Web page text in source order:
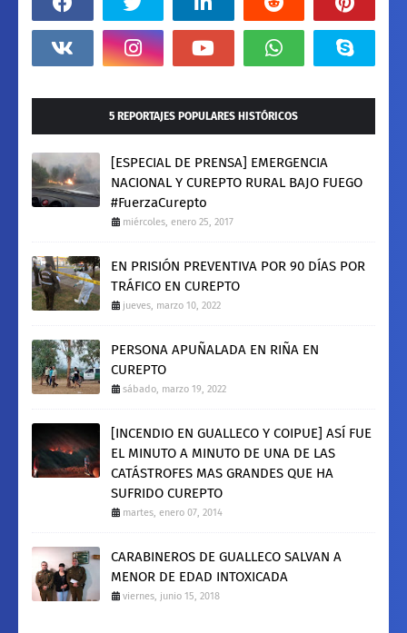
5 REPORTAJES POPULARES HISTÓRICOS
[ESPECIAL DE PRENSA] EMERGENCIA
NACIONAL Y CUREPTO RURAL BAJO FUEGO
#FuerzaCurepto
miércoles, enero 25, 2017
EN PRISIÓN PREVENTIVA POR 90 DÍAS POR
TRÁFICO EN CUREPTO
jueves, marzo 10, 2022
PERSONA APUÑALADA EN RIÑA EN
CUREPTO
sábado, marzo 19, 2022
[INCENDIO EN GUALLECO Y COIPUE] ASÍ FUE
EL MINUTO A MINUTO DE UNA DE LAS
CATÁSTROFES MAS GRANDES QUE HA
SUFRIDO CUREPTO
martes, enero 07, 2014
CARABINEROS DE GUALLECO SALVAN A
MENOR DE EDAD INTOXICADA
viernes, junio 15, 2018